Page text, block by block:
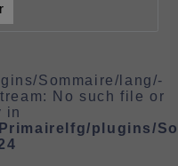
Sommaire/lang/-
No such file or
in
plugins/